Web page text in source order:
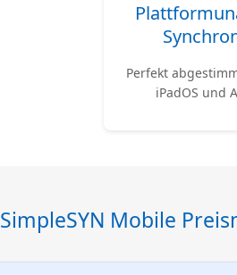
Perfekt
iPadOS und
SimpleSYN Mobile